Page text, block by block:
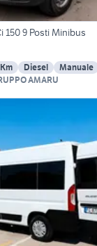
150 9 Posti Minibus
Diesel Manuale
AMARU